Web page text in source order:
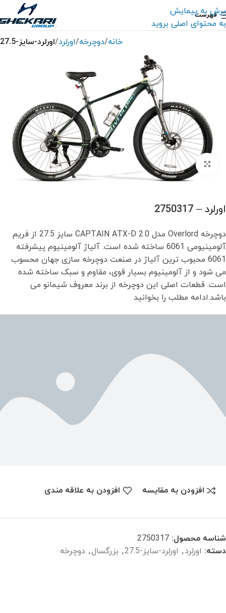
پرش به پیمایش
به محتوای اصلی بروید
فهرست
خانه دوچرخه اورلرد اورلرد-سایز-27.5
بزرگنمایی تصویر
اورلرد – 2750317
دوچرخه Overlord مدل CAPTAIN ATX-D 2.0 سایز 27.5 از فریم
آلومینیومی 6061 ساخته شده است. آلیاژ آلومینیوم پیشرفته
6061 محبوب ترین آلیاژ در صنعت دوچرخه سازی جهان محسوب
می شود و از آلومینیوم بسیار قوی، مقاوم و سبک ساخته شده
است. قطعات اصلی این دوچرخه از برند معروف شیمانو می
باشد.ادامه مطلب را بخوانید
افزودن به مقایسه افزودن به علاقه مندی
شناسه محصول: 2750317
دسته: اورلرد, اورلرد-سایز-27.5 , بزرگسال, دوچرخه